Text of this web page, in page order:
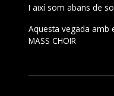
I així som abans de
Aquesta vegada amb
MASS CHOIR